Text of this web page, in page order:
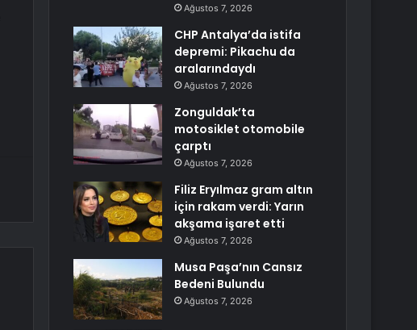
Ağustos 7, 2026
CHP Antalya’da istifa
depremi: Pikachu da
aralarındaydı
Ağustos 7, 2026
Zonguldak’ta
motosiklet otomobile
çarptı
Ağustos 7, 2026
Filiz Eryılmaz gram altın
için rakam verdi: Yarın
akşama işaret etti
Ağustos 7, 2026
Musa Paşa’nın Cansız
Bedeni Bulundu
Ağustos 7, 2026